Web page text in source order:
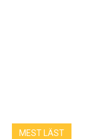
MEST LÄST